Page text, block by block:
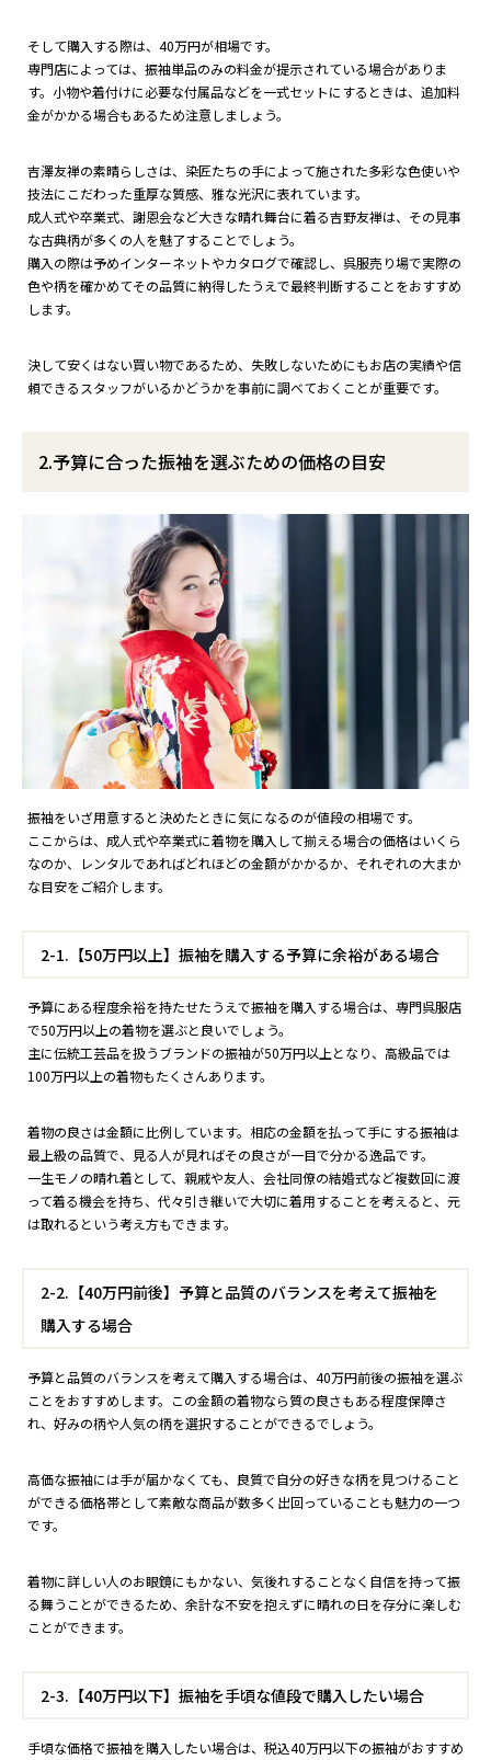
そして購入する際は、40万円が相場です。
専門店によっては、振袖単品のみの料金が提示されている場合がありま
す。小物や着付けに必要な付属品などを一式セットにするときは、追加料
金がかかる場合もあるため注意しましょう。
吉澤友禅の素晴らしさは、染匠たちの手によって施された多彩な色使いや
技法にこだわった重厚な質感、雅な光沢に表れています。
成人式や卒業式、謝恩会など大きな晴れ舞台に着る吉野友禅は、その見事
な古典柄が多くの人を魅了することでしょう。
購入の際は予めインターネットやカタログで確認し、呉服売り場で実際の
色や柄を確かめてその品質に納得したうえで最終判断することをおすすめ
します。
決して安くはない買い物であるため、失敗しないためにもお店の実績や信
頼できるスタッフがいるかどうかを事前に調べておくことが重要です。
2.予算に合った振袖を選ぶための価格の目安
振袖をいざ用意すると決めたときに気になるのが値段の相場です。
ここからは、成人式や卒業式に着物を購入して揃える場合の価格はいくら
なのか、レンタルであればどれほどの金額がかかるか、それぞれの大まか
な目安をご紹介します。
2-1.【50万円以上】振袖を購入する予算に余裕がある場合
予算にある程度余裕を持たせたうえで振袖を購入する場合は、専門呉服店
で50万円以上の着物を選ぶと良いでしょう。
主に伝統工芸品を扱うブランドの振袖が50万円以上となり、高級品では
100万円以上の着物もたくさんあります。
着物の良さは金額に比例しています。相応の金額を払って手にする振袖は
最上級の品質で、見る人が見ればその良さが一目で分かる逸品です。
一生モノの晴れ着として、親戚や友人、会社同僚の結婚式など複数回に渡
って着る機会を持ち、代々引き継いで大切に着用することを考えると、元
は取れるという考え方もできます。
2-2.【40万円前後】予算と品質のバランスを考えて振袖を
購入する場合
予算と品質のバランスを考えて購入する場合は、40万円前後の振袖を選ぶ
ことをおすすめします。この金額の着物なら質の良さもある程度保障さ
れ、好みの柄や人気の柄を選択することができるでしょう。
高価な振袖には手が届かなくても、良質で自分の好きな柄を見つけること
ができる価格帯として素敵な商品が数多く出回っていることも魅力の一つ
です。
着物に詳しい人のお眼鏡にもかない、気後れすることなく自信を持って振
る舞うことができるため、余計な不安を抱えずに晴れの日を存分に楽しむ
ことができます。
2-3.【40万円以下】振袖を手頃な値段で購入したい場合
手頃な価格で振袖を購入したい場合は、税込40万円以下の振袖がおすすめ